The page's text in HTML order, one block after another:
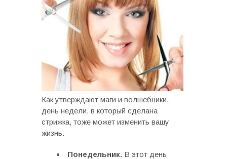
Как утверждают маги и волшебники,
день недели, в который сделана
стрижка, тоже может изменить вашу
жизнь:
Понедельник. В этот день